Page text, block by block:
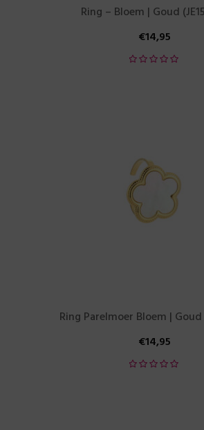
Ring – Bloem | Goud
€14,95
Ring Parelmoer Bloem | Goud
€14,95